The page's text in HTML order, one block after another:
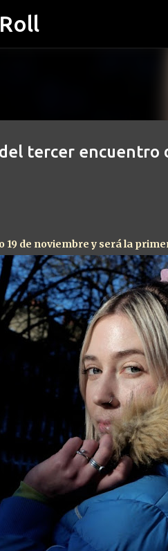
tercer encuentro
19 de noviembre y será la